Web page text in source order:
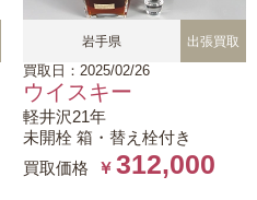
岩手県 出張買取
買取日：2025/02/26
ウイスキー
軽井沢21年
未開栓 箱・替え栓付き
買取価格
￥ 312,000